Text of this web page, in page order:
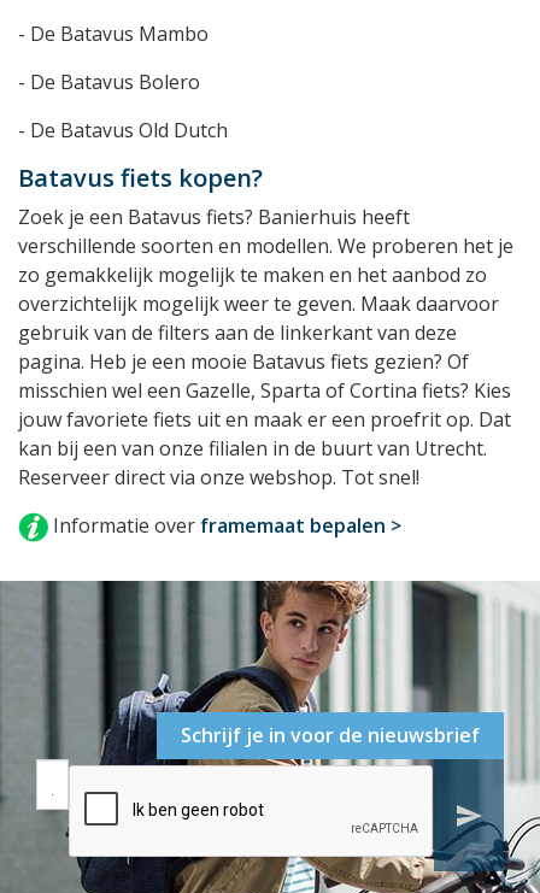
- De Batavus Mambo
- De Batavus Bolero
- De Batavus Old Dutch
Batavus fiets kopen?
Zoek je een Batavus fiets? Banierhuis heeft
verschillende soorten en modellen. We proberen het je
zo gemakkelijk mogelijk te maken en het aanbod zo
overzichtelijk mogelijk weer te geven. Maak daarvoor
gebruik van de filters aan de linkerkant van deze
pagina. Heb je een mooie Batavus fiets gezien? Of
misschien wel een Gazelle, Sparta of Cortina fiets? Kies
jouw favoriete fiets uit en maak er een proefrit op. Dat
kan bij een van onze filialen in de buurt van Utrecht.
Reserveer direct via onze webshop. Tot snel!
Informatie over framemaat bepalen >
Schrijf je in voor de nieuwsbrief
send